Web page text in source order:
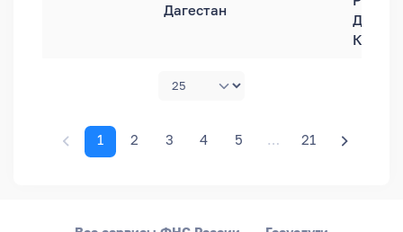
Дагестан
Кизляр
1 2 3 4 5 … 21